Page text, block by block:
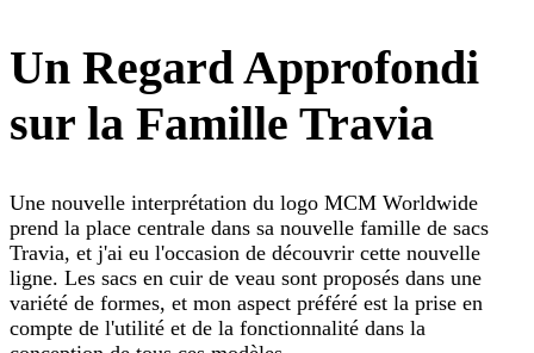
Un Regard Approfondi
sur la Famille Travia
Une nouvelle interprétation du logo MCM Worldwide
prend la place centrale dans sa nouvelle famille de sacs
Travia, et j'ai eu l'occasion de découvrir cette nouvelle
ligne. Les sacs en cuir de veau sont proposés dans une
variété de formes, et mon aspect préféré est la prise en
compte de l'utilité et de la fonctionnalité dans la